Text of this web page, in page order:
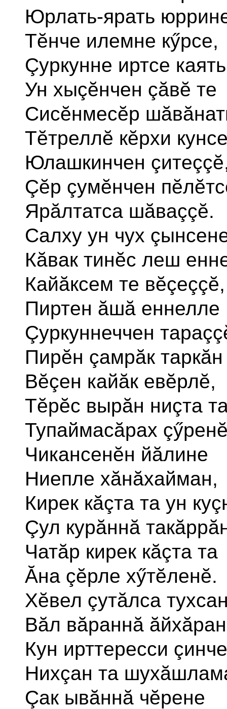
Юрлать-ярать
Тĕнче илемне кӳрсе,
Çуркунне иртсе
Ун хыçĕнчен çăвĕ те
Сисĕнмесĕр
Тĕтреллĕ кĕрхи
Юлашкинчен
Çĕр çумĕнчен
Ярăлтатса шăваççĕ.
Салху ун чух
Кăвак тинĕс леш
Кайăксем те вĕçеççĕ,
Пиртен ăшă еннелле
Çуркуннеччен
Пирĕн çамрăк таркăн
Вĕçен кайăк евĕрлĕ,
Тĕрĕс вырăн ниçта
Тупаймасăрах
Чикансенĕн йăлине
Ниепле хăнăхайман,
Кирек кăçта та ун
Çул курăннă
Чатăр кирек кăçта та
Ăна çĕрле хӳтĕленĕ.
Хĕвел çутăлса
Вăл вăраннă
Кун ирттересси
Нихçан та
Çак ывăннă чĕрене